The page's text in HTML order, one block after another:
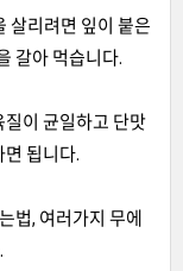
살리려면 잎이 붙은
갈아 먹습니다.
이 균일하고 단맛
면 됩니다.
법, 여러가지 무에